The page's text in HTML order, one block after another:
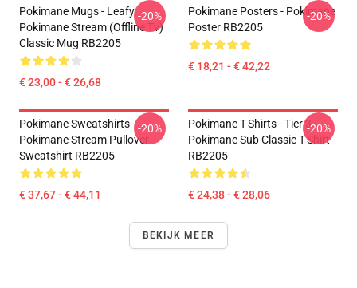
Pokimane Mugs - Leafy
Pokimane Stream (Offline Tv)
Classic Mug RB2205
€ 23,00 - € 26,68
-20%
Pokimane Posters - Pokimane
Poster RB2205
€ 18,21 - € 42,22
-20%
Pokimane Sweatshirts -
Pokimane Stream Pullover
Sweatshirt RB2205
€ 37,67 - € 44,11
-20%
Pokimane T-Shirts - Tier 3
Pokimane Sub Classic T-Shirt
RB2205
€ 24,38 - € 28,06
-20%
BEKIJK MEER